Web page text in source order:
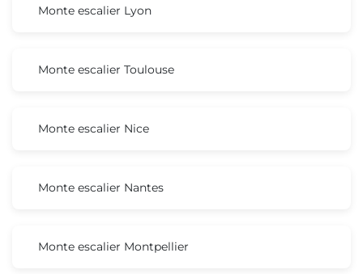
Monte escalier Lyon
Monte escalier Toulouse
Monte escalier Nice
Monte escalier Nantes
Monte escalier Montpellier